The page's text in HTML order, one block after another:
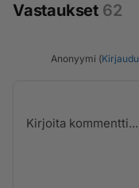
Vastaukset 62
Anonyymi (Kirjaudu